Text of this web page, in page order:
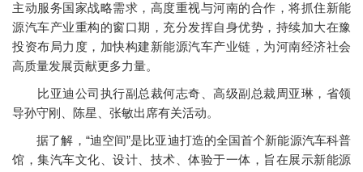
主动服务国家战略需求，高度重视与河南的合作，将抓住新能
源汽车产业重构的窗口期，充分发挥自身优势，持续加大在豫
投资布局力度，加快构建新能源汽车产业链，为河南经济社会
高质量发展贡献更多力量。
比亚迪公司执行副总裁何志奇、高级副总裁周亚琳，省领
导孙守刚、陈星、张敏出席有关活动。
据了解，“迪空间”是比亚迪打造的全国首个新能源汽车科普
馆，集汽车文化、设计、技术、体验于一体，旨在展示新能源